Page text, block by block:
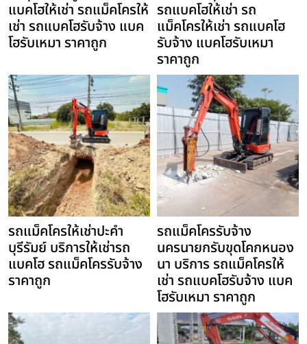
แบคโฮให้เช่า รถแม็คโครให้
เช่า รถแบคโฮรับจ้าง แบค
โฮรับเหมา ราคาถูก
รถแบคโฮให้เช่า รถ
แม็คโครให้เช่า รถแบคโฮ
รับจ้าง แบคโฮรับเหมา
ราคาถูก
รถแม็คโครให้เช่าปะคำ
บุรีรัมย์ บริการให้เช่ารถ
แบคโฮ รถแม็คโครรับจ้าง
ราคาถูก
รถแม็คโครรับจ้าง
นครนายกรับขุดโคกหนอง
นา บริการ รถแม็คโครให้
เช่า รถแบคโฮรับจ้าง แบค
โฮรับเหมา ราคาถูก